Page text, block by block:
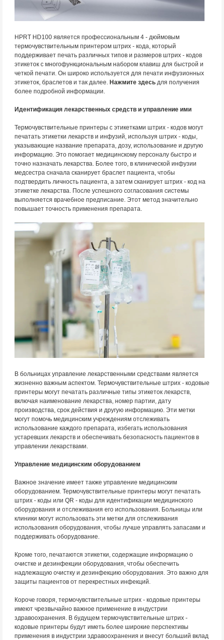
HPRT HD100 является профессиональным 4 - дюймовым
термочувствительным принтером штрих - кода, который
поддерживает печать различных типов и размеров штрих - кодов
этикеток с многофункциональным набором клавиш для быстрой и
четкой печати. Он широко используется для печати инфузионных
этикеток, браслетов и так далее. Нажмите здесь для получения
более подробной информации.
Идентификация лекарственных средств и управление ими
Термочувствительные принтеры с этикетками штрих - кодов могут
печатать этикетки лекарств и инфузий, используя штрих - коды,
указывающие название препарата, дозу, использование и другую
информацию. Это помогает медицинскому персоналу быстро и
точно назначать лекарства. Более того, в клинической инфузии
медсестра сначала сканирует браслет пациента, чтобы
подтвердить личность пациента, а затем сканирует штрих - код на
этикетке лекарства. После успешного согласования системы
выполняется врачебное предписание. Этот метод значительно
повышает точность применения препарата.
В больницах управление лекарственными средствами является
жизненно важным аспектом. Термочувствительные штрих - кодовые
принтеры могут печатать различные типы этикеток лекарств,
включая наименование лекарства, номер партии, дату
производства, срок действия и другую информацию. Эти метки
могут помочь медицинским учреждениям отслеживать
использование каждого препарата, избегать использования
устаревших лекарств и обеспечивать безопасность пациентов в
управлении лекарствами.
Управление медицинским оборудованием
Важное значение имеет также управление медицинским
оборудованием. Термочувствительные принтеры могут печатать
штрих - коды или QR - коды для идентификации медицинского
оборудования и отслеживания его использования. Больницы или
клиники могут использовать эти метки для отслеживания
использования оборудования, чтобы лучше управлять запасами и
поддерживать оборудование.
Кроме того, печатаются этикетки, содержащие информацию о
очистке и дезинфекции оборудования, чтобы обеспечить
надлежащую очистку и дезинфекцию оборудования. Это важно для
защиты пациентов от перекрестных инфекций.
Короче говоря, термочувствительные штрих - кодовые принтеры
имеют чрезвычайно важное применение в индустрии
здравоохранения. В будущем термочувствительные штрих -
кодовые принтеры будут иметь более широкие перспективы
применения в индустрии здравоохранения и внесут больший вклад